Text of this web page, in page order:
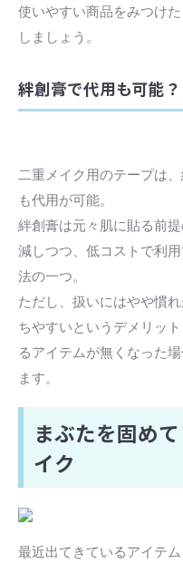
使いやすい商品をみつけ
しましょう。
絆創膏で代用も可能？
二重メイク用のテープは
も代用が可能。
絆創膏は元々肌に貼る前
減しつつ、低コストで利
法の一つ。
ただし、扱いにはやや慣
ちやすいというデメリッ
るアイテムが無くなった
ます。
まぶたを固め
イク
最近出てきているアイテ